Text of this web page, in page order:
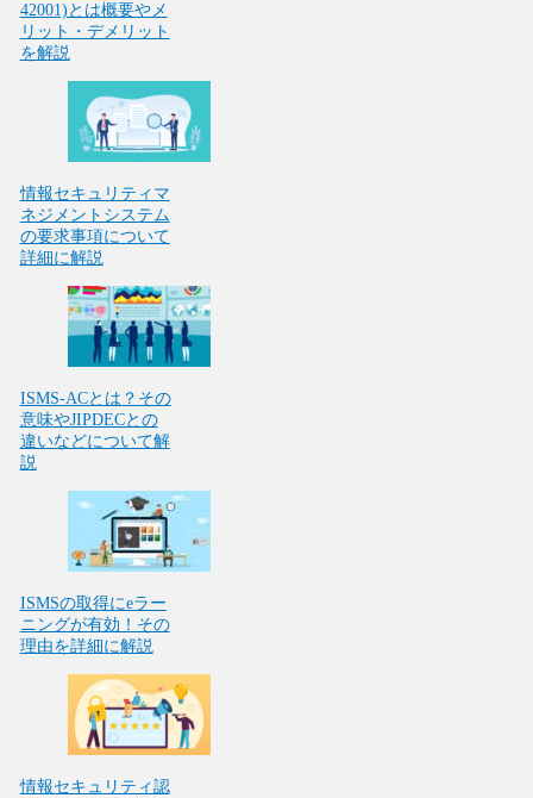
42001)とは概要やメ
リット・デメリット
を解説
情報セキュリティマ
ネジメントシステム
の要求事項について
詳細に解説
ISMS-ACとは？その
意味やJIPDECとの
違いなどについて解
説
ISMSの取得にeラー
ニングが有効！その
理由を詳細に解説
情報セキュリティ認